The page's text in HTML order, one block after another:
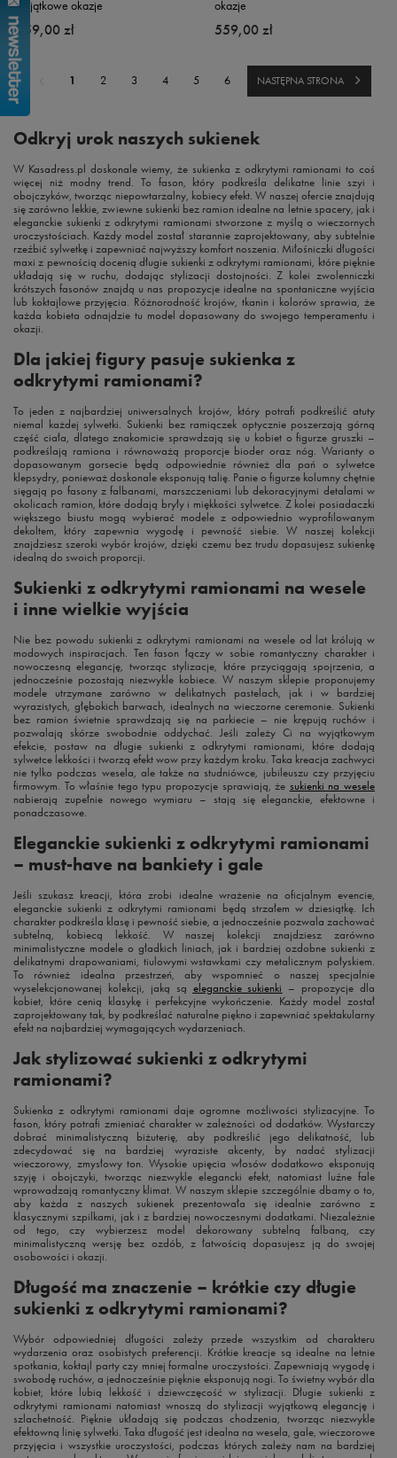
wyjątkowe okazje
559,00 zł
okazje
559,00 zł
1 2 3 4 5 6 NASTĘPNA STRONA
Odkryj urok naszych sukienek
W Kasadress.pl doskonale wiemy, że sukienka z odkrytymi ramionami to coś
więcej niż modny trend. To fason, który podkreśla delikatne linie szyi i
obojczyków, tworząc niepowtarzalny, kobiecy efekt. W naszej ofercie znajdują
się zarówno lekkie, zwiewne sukienki bez ramion idealne na letnie spacery, jak i
eleganckie sukienki z odkrytymi ramionami stworzone z myślą o wieczornych
uroczystościach. Każdy model został starannie zaprojektowany, aby subtelnie
rzeźbić sylwetkę i zapewniać najwyższy komfort noszenia. Miłośniczki długości
maxi z pewnością docenią długie sukienki z odkrytymi ramionami, które pięknie
układają się w ruchu, dodając stylizacji dostojności. Z kolei zwolenniczki
krótszych fasonów znajdą u nas propozycje idealne na spontaniczne wyjścia
lub koktajlowe przyjęcia. Różnorodność krojów, tkanin i kolorów sprawia, że
każda kobieta odnajdzie tu model dopasowany do swojego temperamentu i
okazji.
Dla jakiej figury pasuje sukienka z
odkrytymi ramionami?
To jeden z najbardziej uniwersalnych krojów, który potrafi podkreślić atuty
niemal każdej sylwetki. Sukienki bez ramiączek optycznie poszerzają górną
część ciała, dlatego znakomicie sprawdzają się u kobiet o figurze gruszki –
podkreślają ramiona i równoważą proporcje bioder oraz nóg. Warianty o
dopasowanym gorsecie będą odpowiednie również dla pań o sylwetce
klepsydry, ponieważ doskonale eksponują talię. Panie o figurze kolumny chętnie
sięgają po fasony z falbanami, marszczeniami lub dekoracyjnymi detalami w
okolicach ramion, które dodają bryły i miękkości sylwetce. Z kolei posiadaczki
większego biustu mogą wybierać modele z odpowiednio wyprofilowanym
dekoltem, który zapewnia wygodę i pewność siebie. W naszej kolekcji
znajdziesz szeroki wybór krojów, dzięki czemu bez trudu dopasujesz sukienkę
idealną do swoich proporcji.
Sukienki z odkrytymi ramionami na wesele
i inne wielkie wyjścia
Nie bez powodu sukienki z odkrytymi ramionami na wesele od lat królują w
modowych inspiracjach. Ten fason łączy w sobie romantyczny charakter i
nowoczesną elegancję, tworząc stylizacje, które przyciągają spojrzenia, a
jednocześnie pozostają niezwykle kobiece. W naszym sklepie proponujemy
modele utrzymane zarówno w delikatnych pastelach, jak i w bardziej
wyrazistych, głębokich barwach, idealnych na wieczorne ceremonie. Sukienki
bez ramion świetnie sprawdzają się na parkiecie – nie krępują ruchów i
pozwalają skórze swobodnie oddychać. Jeśli zależy Ci na wyjątkowym
efekcie, postaw na długie sukienki z odkrytymi ramionami, które dodają
sylwetce lekkości i tworzą efekt wow przy każdym kroku. Taka kreacja zachwyci
nie tylko podczas wesela, ale także na studniówce, jubileuszu czy przyjęciu
firmowym. To właśnie tego typu propozycje sprawiają, że sukienki na wesele
nabierają zupełnie nowego wymiaru – stają się eleganckie, efektowne i
ponadczasowe.
Eleganckie sukienki z odkrytymi ramionami
– must-have na bankiety i gale
Jeśli szukasz kreacji, która zrobi idealne wrażenie na oficjalnym evencie,
eleganckie sukienki z odkrytymi ramionami będą strzałem w dziesiątkę. Ich
charakter podkreśla klasę i pewność siebie, a jednocześnie pozwala zachować
subtelną, kobiecą lekkość. W naszej kolekcji znajdziesz zarówno
minimalistyczne modele o gładkich liniach, jak i bardziej ozdobne sukienki z
delikatnymi drapowaniami, tiulowymi wstawkami czy metalicznym połyskiem.
To również idealna przestrzeń, aby wspomnieć o naszej specjalnie
wyselekcjonowanej kolekcji, jaką są eleganckie sukienki – propozycje dla
kobiet, które cenią klasykę i perfekcyjne wykończenie. Każdy model został
zaprojektowany tak, by podkreślać naturalne piękno i zapewniać spektakularny
efekt na najbardziej wymagających wydarzeniach.
Jak stylizować sukienki z odkrytymi
ramionami?
Sukienka z odkrytymi ramionami daje ogromne możliwości stylizacyjne. To
fason, który potrafi zmieniać charakter w zależności od dodatków. Wystarczy
dobrać minimalistyczną biżuterię, aby podkreślić jego delikatność, lub
zdecydować się na bardziej wyraziste akcenty, by nadać stylizacji
wieczorowy, zmysłowy ton. Wysokie upięcia włosów dodatkowo eksponują
szyję i obojczyki, tworząc niezwykle elegancki efekt, natomiast luźne fale
wprowadzają romantyczny klimat. W naszym sklepie szczególnie dbamy o to,
aby każda z naszych sukienek prezentowała się idealnie zarówno z
klasycznymi szpilkami, jak i z bardziej nowoczesnymi dodatkami. Niezależnie
od tego, czy wybierzesz model dekorowany subtelną falbaną, czy
minimalistyczną wersję bez ozdób, z łatwością dopasujesz ją do swojej
osobowości i okazji.
Długość ma znaczenie – krótkie czy długie
sukienki z odkrytymi ramionami?
Wybór odpowiedniej długości zależy przede wszystkim od charakteru
wydarzenia oraz osobistych preferencji. Krótkie kreacje są idealne na letnie
spotkania, koktajl party czy mniej formalne uroczystości. Zapewniają wygodę i
swobodę ruchów, a jednocześnie pięknie eksponują nogi. To świetny wybór dla
kobiet, które lubią lekkość i dziewczęcość w stylizacji. Długie sukienki z
odkrytymi ramionami natomiast wnoszą do stylizacji wyjątkową elegancję i
szlachetność. Pięknie układają się podczas chodzenia, tworząc niezwykle
efektowną linię sylwetki. Taka długość jest idealna na wesela, gale, wieczorowe
przyjęcia i wszystkie uroczystości, podczas których zależy nam na bardziej